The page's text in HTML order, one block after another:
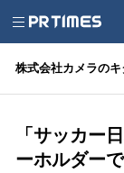
株式会社カメラのキ
「サッカー
ーホルダー